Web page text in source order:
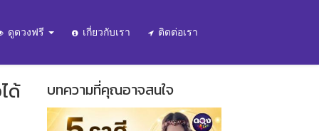
ดูดวงฟรี เกี่ยวกับเรา ติดต่อเรา
ด้ บทความที่คุณอาจสนใจ